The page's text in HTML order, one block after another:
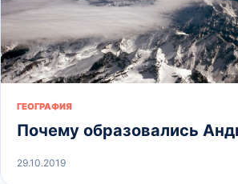
ГЕОГРАФИЯ
Почему образовались
29.10.2019